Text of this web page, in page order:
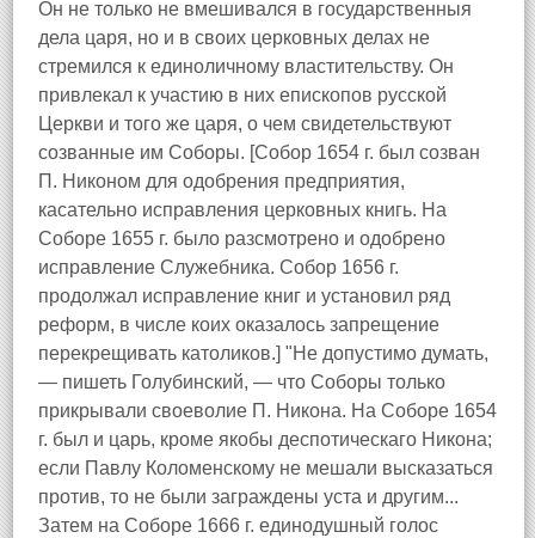
Он не только не вмешивался в государственныя
дела царя, но и в своих церковных делах не
стремился к единоличному властительству. Он
привлекал к участию в них епископов русской
Церкви и того же царя, о чем свидетельствуют
созванные им Соборы. [Собор 1654 г. был созван
П. Никоном для одобрения предприятия,
касательно исправления церковных книгь. На
Соборе 1655 г. было разсмотрено и одобрено
исправление Служебника. Собор 1656 г.
продолжал исправление книг и установил ряд
реформ, в числе коих оказалось запрещение
перекрещивать католиков.] "Не допустимо думать,
— пишеть Голубинский, — что Соборы только
прикрывали своеволие П. Никона. На Соборе 1654
г. был и царь, кроме якобы деспотическаго Никона;
если Павлу Коломенскому не мешали высказаться
против, то не были заграждены уста и другим...
Затем на Соборе 1666 г. единодушный голос